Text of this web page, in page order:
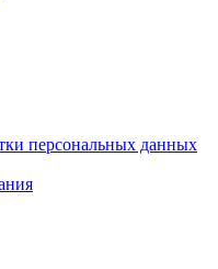
персональных данных